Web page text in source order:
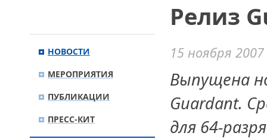
Релиз
15 ноября 2007
Выпущена
Guardant.
для 64-
НОВОСТИ
МЕРОПРИЯТИЯ
ПУБЛИКАЦИИ
ПРЕСС-КИТ